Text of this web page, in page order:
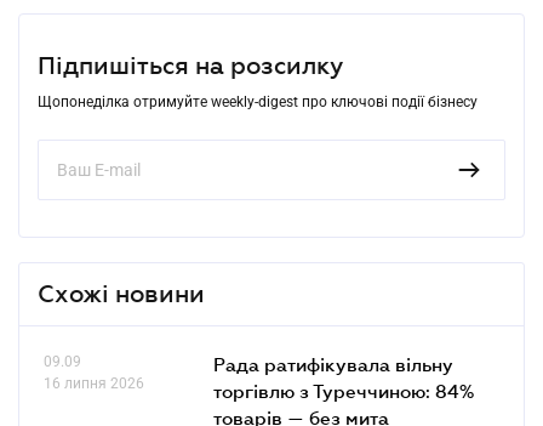
Підпишіться на розсилку
Щопонеділка отримуйте weekly-digest про ключові події бізнесу
Схожі новини
09.09
16 липня 2026
Рада ратифікувала вільну
торгівлю з Туреччиною: 84%
товарів — без мита